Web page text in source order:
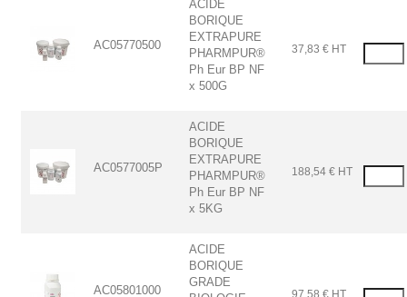
AC05770500
ACIDE
BORIQUE
EXTRAPURE
PHARMPUR®
Ph Eur BP NF
x 500G
37,83 € HT
AC0577005P
ACIDE
BORIQUE
EXTRAPURE
PHARMPUR®
Ph Eur BP NF
x 5KG
188,54 € HT
AC05801000
ACIDE
BORIQUE
GRADE
97,58 € HT